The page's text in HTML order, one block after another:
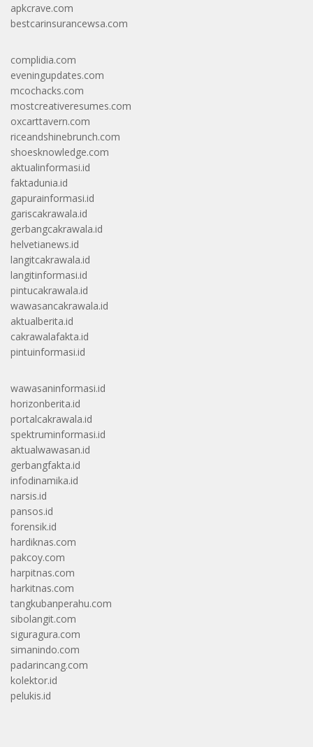
apkcrave.com
bestcarinsurancewsa.com
complidia.com
eveningupdates.com
mcochacks.com
mostcreativeresumes.com
oxcarttavern.com
riceandshinebrunch.com
shoesknowledge.com
aktualinformasi.id
faktadunia.id
gapurainformasi.id
gariscakrawala.id
gerbangcakrawala.id
helvetianews.id
langitcakrawala.id
langitinformasi.id
pintucakrawala.id
wawasancakrawala.id
aktualberita.id
cakrawalafakta.id
pintuinformasi.id
wawasaninformasi.id
horizonberita.id
portalcakrawala.id
spektruminformasi.id
aktualwawasan.id
gerbangfakta.id
infodinamika.id
narsis.id
pansos.id
forensik.id
hardiknas.com
pakcoy.com
harpitnas.com
harkitnas.com
tangkubanperahu.com
sibolangit.com
siguragura.com
simanindo.com
padarincang.com
kolektor.id
pelukis.id